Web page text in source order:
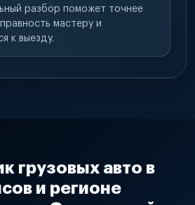
разбор поможет точнее
мастеру и
к выезду.
грузовых авто в
и регионе